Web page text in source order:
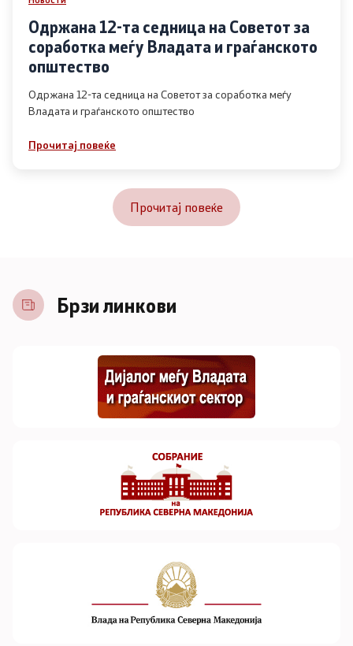
Одржана 12-та седница на Советот за
соработка меѓу Владата и граѓанското
општество
Одржана 12-та седница на Советот за соработка меѓу
Владата и граѓанското општество
Прочитај повеќе
Прочитај повеќе
Брзи линкови